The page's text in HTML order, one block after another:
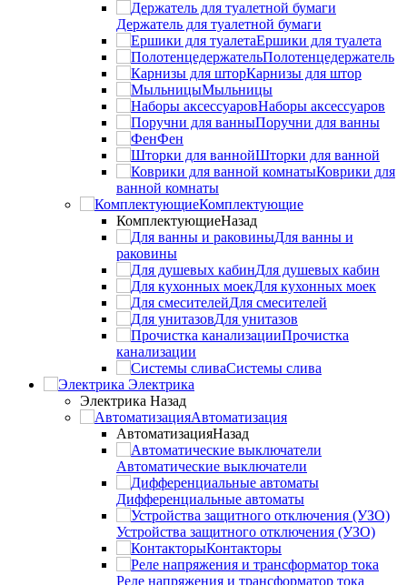
Держатель для туалетной бумаги
Ершики для туалета
Полотенцедержатель
Карнизы для штор
Мыльницы
Наборы аксессуаров
Поручни для ванны
Фен
Шторки для ванной
Коврики для
ванной комнаты
Комплектующие
КомплектующиеНазад
Для ванны и
раковины
Для душевых кабин
Для кухонных моек
Для смесителей
Для унитазов
Прочистка
канализации
Системы слива
Электрика
Электрика Назад
Автоматизация
АвтоматизацияНазад
Автоматические выключатели
Дифференциальные автоматы
Устройства защитного отключения (УЗО)
Контакторы
Реле напряжения и трансформатор тока